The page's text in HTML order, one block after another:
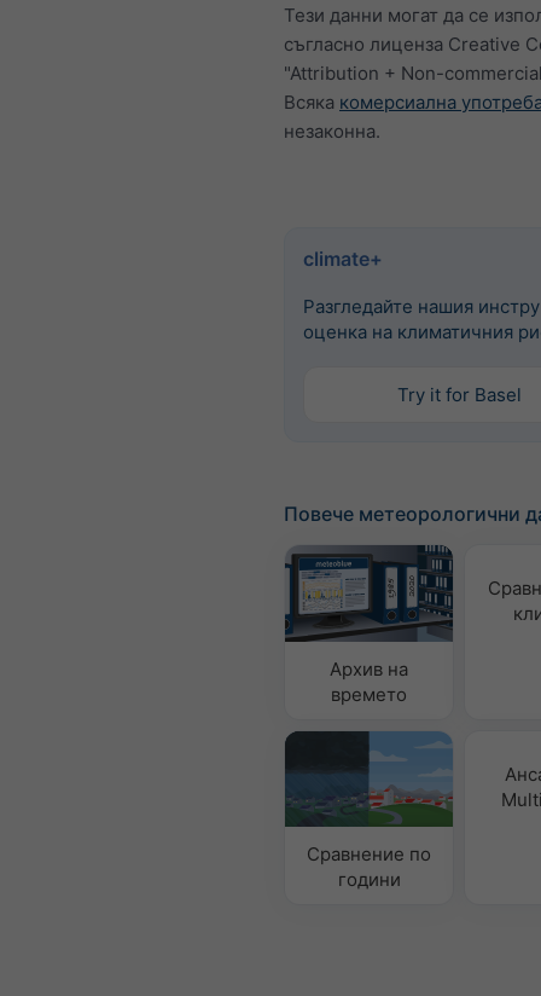
Тези данни могат да се
съгласно лиценза Creative
"Attribution + Non-
Всяка комерсиална
незаконна.
climate+
Разгледайте нашия
оценка на климатичния
Try it for Basel
Повече метеорологични
Архив на
времето
Сравнение по
години